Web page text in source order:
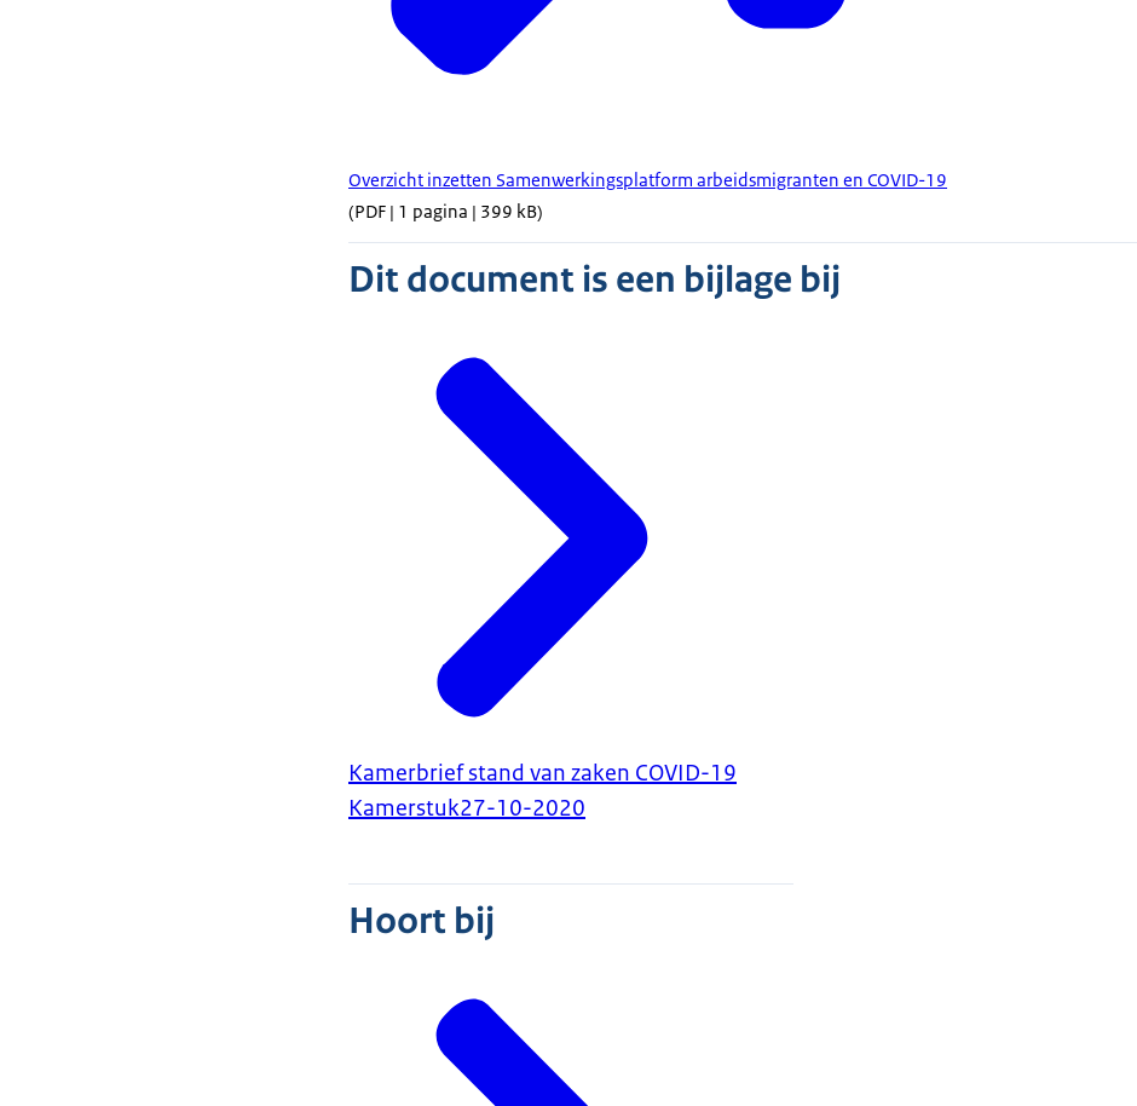
Overzicht inzetten Samenwerkingsplatform arbeidsmigranten en COVID-19
(PDF | 1 pagina | 399 kB)
Dit document is een bijlage bij
Kamerbrief stand van zaken COVID-19
Kamerstuk27-10-2020
Hoort bij